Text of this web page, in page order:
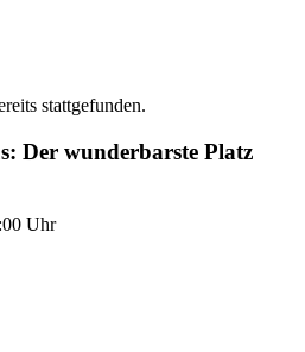
stattgefunden.
Der wunderbarste Platz
Uhr